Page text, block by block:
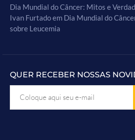
Dia Mundial do Câncer: Mitos e
Ivan Furtadoem Dia Mundial do
sobre Leucemia
QUER RECEBER NOSSAS